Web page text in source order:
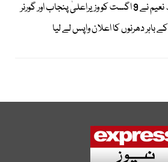
حافظ نعیم نے 9 اگست کو وزیراعلیٰ پنجاب اور گورنر
باہر دھرنوں کا اعلان واپس لے لیا